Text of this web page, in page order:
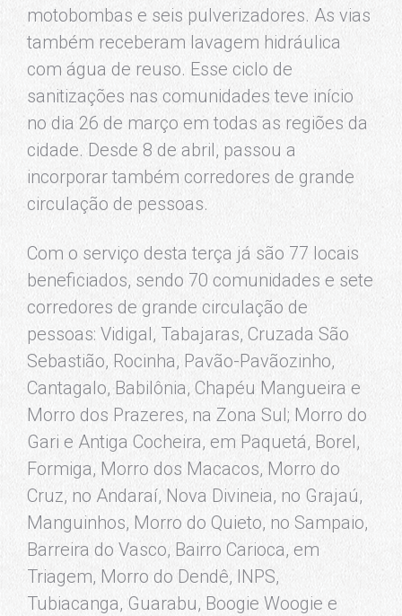
motobombas e seis pulverizadores. As vias
também receberam lavagem hidráulica
com água de reuso. Esse ciclo de
sanitizações nas comunidades teve início
no dia 26 de março em todas as regiões da
cidade. Desde 8 de abril, passou a
incorporar também corredores de grande
circulação de pessoas.
Com o serviço desta terça já são 77 locais
beneficiados, sendo 70 comunidades e sete
corredores de grande circulação de
pessoas: Vidigal, Tabajaras, Cruzada São
Sebastião, Rocinha, Pavão-Pavãozinho,
Cantagalo, Babilônia, Chapéu Mangueira e
Morro dos Prazeres, na Zona Sul; Morro do
Gari e Antiga Cocheira, em Paquetá, Borel,
Formiga, Morro dos Macacos, Morro do
Cruz, no Andaraí, Nova Divineia, no Grajaú,
Manguinhos, Morro do Quieto, no Sampaio,
Barreira do Vasco, Bairro Carioca, em
Triagem, Morro do Dendê, INPS,
Tubiacanga, Guarabu, Boogie Woogie e